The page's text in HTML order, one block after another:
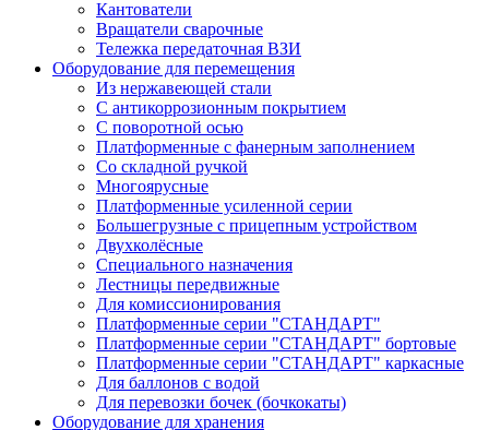
Кантователи
Вращатели сварочные
Тележка передаточная ВЗИ
Оборудование для перемещения
Из нержавеющей стали
С антикоррозионным покрытием
С поворотной осью
Платформенные с фанерным заполнением
Со складной ручкой
Многоярусные
Платформенные усиленной серии
Большегрузные с прицепным устройством
Двухколёсные
Специального назначения
Лестницы передвижные
Для комиссионирования
Платформенные серии "СТАНДАРТ"
Платформенные серии "СТАНДАРТ" бортовые
Платформенные серии "СТАНДАРТ" каркасные
Для баллонов с водой
Для перевозки бочек (бочкокаты)
Оборудование для хранения